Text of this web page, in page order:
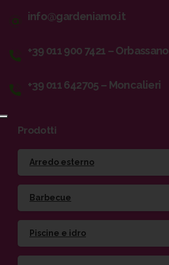
info@gardeniamo.it
+39 011 900 7421 – Orbassano
+39 011 642705 – Moncalieri
Prodotti
Arredo esterno
Barbecue
Piscine e idro